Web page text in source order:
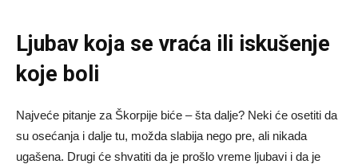
Ljubav koja se vraća ili iskušenje
koje boli
Najveće pitanje za Škorpije biće – šta dalje? Neki će osetiti da
su osećanja i dalje tu, možda slabija nego pre, ali nikada
ugašena. Drugi će shvatiti da je prošlo vreme ljubavi i da je